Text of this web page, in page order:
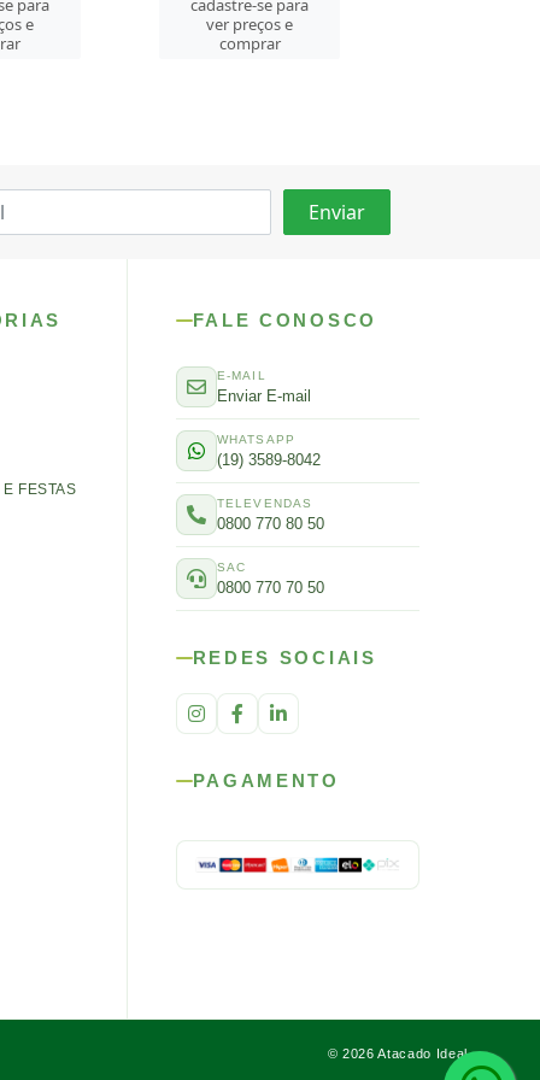
para
e
cadastre-se para
ver preços e
comprar
FESTAS
FALE CONOSCO
E-MAIL
Enviar E-mail
WHATSAPP
(19) 3589-8042
TELEVENDAS
0800 770 80 50
SAC
0800 770 70 50
REDES SOCIAIS
PAGAMENTO
© 2026 Atacado Ideal